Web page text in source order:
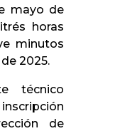
mayo de
horas
minutos
2025.
técnico
de